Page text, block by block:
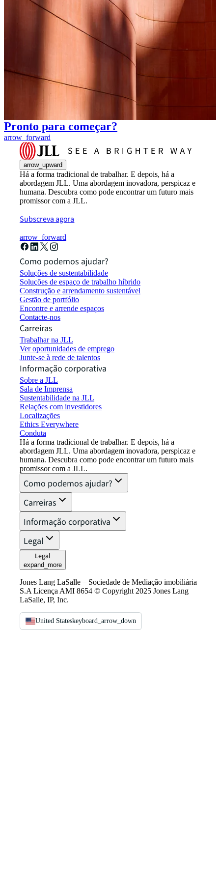
Pronto para começar?
arrow_forward
arrow_upward
Há a forma tradicional de trabalhar. E depois, há a
abordagem JLL. Uma abordagem inovadora, perspicaz e
humana. Descubra como pode encontrar um futuro mais
promissor com a JLL.
Subscreva agora
arrow_forward
Como podemos ajudar?
Soluções de sustentabilidade
Soluções de espaço de trabalho híbrido
Construção e arrendamento sustentável
Gestão de portfólio
Encontre e arrende espaços
Contacte-nos
Carreiras
Trabalhar na JLL
Ver oportunidades de emprego
Junte-se à rede de talentos
Informação corporativa
Sobre a JLL
Sala de Imprensa
Sustentabilidade na JLL
Relações com investidores
Localizações
Ethics Everywhere
Conduta
Há a forma tradicional de trabalhar. E depois, há a
abordagem JLL. Uma abordagem inovadora, perspicaz e
humana. Descubra como pode encontrar um futuro mais
promissor com a JLL.
Como podemos ajudar?
Carreiras
Informação corporativa
Legal
Legal
expand_more
Jones Lang LaSalle – Sociedade de Mediação imobiliária
S.A Licença AMI 8654 © Copyright 2025 Jones Lang
LaSalle, IP, Inc.
United Stateskeyboard_arrow_down